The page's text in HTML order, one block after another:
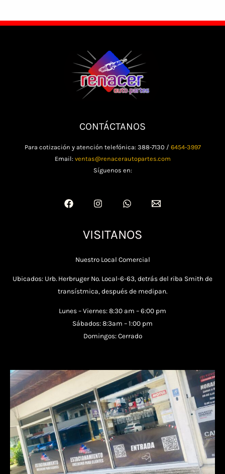
CONTÁCTANOS
Para cotización y atención telefónica: 388-7130 / 6454-3997
Email: ventas@renacerautopartes.com
Síguenos en:
VISITANOS
Nuestro Local Comercial
Ubicados: Urb. Herbruger No. Local-6-63, detrás del riba Smith de
transístmica, después de medipan.
Lunes – Viernes: 8:30 am – 6:00 pm
Sábados: 8:3am – 1:00 pm
Domingos: Cerrado